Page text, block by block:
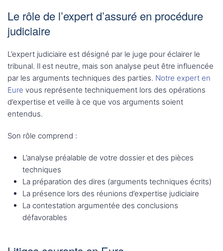
Le rôle de l’expert d’assuré en procédure
judiciaire
L’expert judiciaire est désigné par le juge pour éclairer le
tribunal. Il est neutre, mais son analyse peut être influencée
par les arguments techniques des parties. Notre expert en
Eure vous représente techniquement lors des opérations
d’expertise et veille à ce que vos arguments soient
entendus.
Son rôle comprend :
L’analyse préalable de votre dossier et des pièces
techniques
La préparation des dires (arguments techniques écrits)
La présence lors des réunions d’expertise judiciaire
La contestation argumentée des conclusions
défavorables